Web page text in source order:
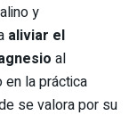
y
aliviar el
al
en la práctica
se valora por su